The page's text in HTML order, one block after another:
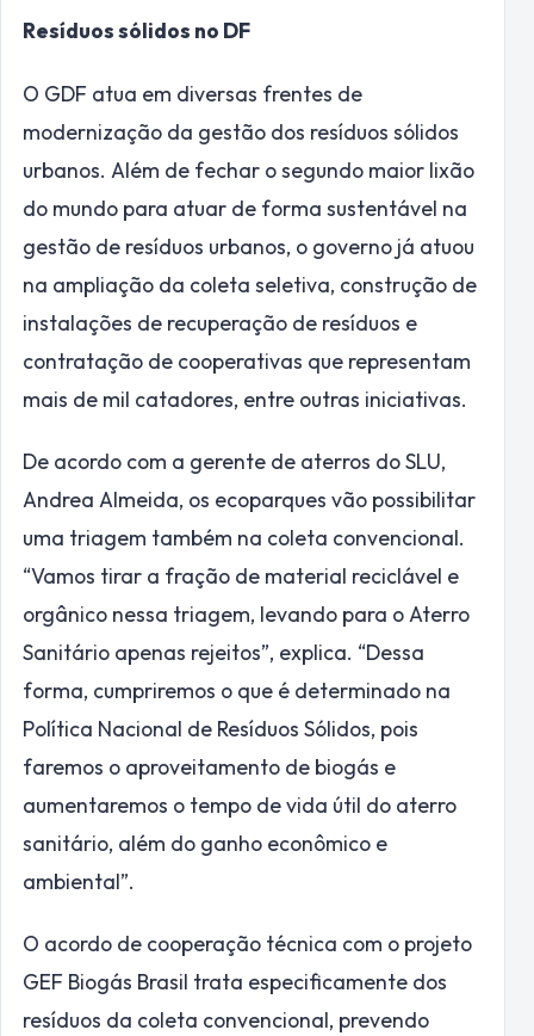
Resíduos sólidos no DF
O GDF atua em diversas frentes de
modernização da gestão dos resíduos sólidos
urbanos. Além de fechar o segundo maior lixão
do mundo para atuar de forma sustentável na
gestão de resíduos urbanos, o governo já atuou
na ampliação da coleta seletiva, construção de
instalações de recuperação de resíduos e
contratação de cooperativas que representam
mais de mil catadores, entre outras iniciativas.
De acordo com a gerente de aterros do SLU,
Andrea Almeida, os ecoparques vão possibilitar
uma triagem também na coleta convencional.
“Vamos tirar a fração de material reciclável e
orgânico nessa triagem, levando para o Aterro
Sanitário apenas rejeitos”, explica. “Dessa
forma, cumpriremos o que é determinado na
Política Nacional de Resíduos Sólidos, pois
faremos o aproveitamento de biogás e
aumentaremos o tempo de vida útil do aterro
sanitário, além do ganho econômico e
ambiental”.
O acordo de cooperação técnica com o projeto
GEF Biogás Brasil trata especificamente dos
resíduos da coleta convencional, prevendo